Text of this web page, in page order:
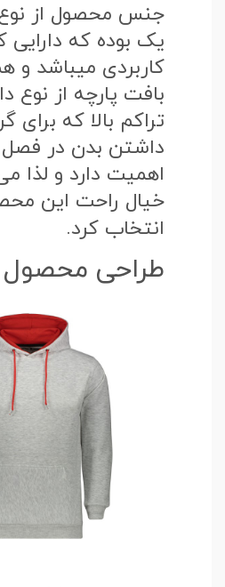
جنس محصول از
یک بوده که دارایی
کاربردی میباشد و
بافت پارچه از نوع
تراکم بالا که برای
داشتن بدن در فصل
اهمیت دارد و لذا
خیال راحت این
انتخاب کرد.
طراحی محصول